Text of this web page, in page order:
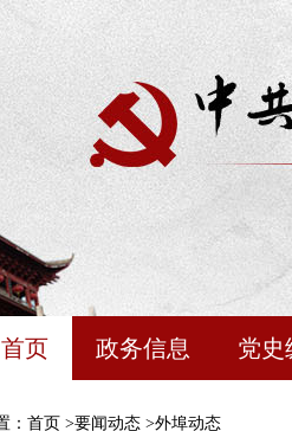
首页 政务信息 党史
： 首页 >要闻动态 >外埠动态